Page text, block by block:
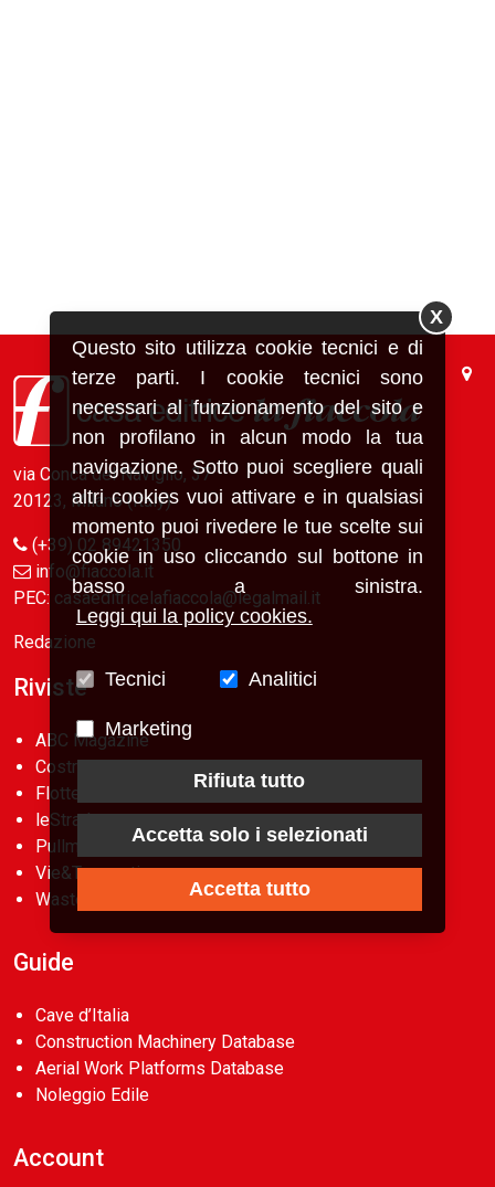
via Conca del Naviglio, 37
20123, Milano (Italy)
(+39) 02 89421350
info@fiaccola.it
PEC: casaeditricelafiaccola@legalmail.it
Redazione
Riviste
ABC Magazine
Costruzioni
Flotte&Finanza
leStrade
Pullman
Vie&Trasporti
Waste
Guide
Cave d’Italia
Construction Machinery Database
Aerial Work Platforms Database
Noleggio Edile
Account
Questo sito utilizza cookie tecnici e di
terze parti. I cookie tecnici sono
necessari al funzionamento del sito e
non profilano in alcun modo la tua
navigazione. Sotto puoi scegliere quali
altri cookies vuoi attivare e in qualsiasi
momento puoi rivedere le tue scelte sui
cookie in uso cliccando sul bottone in
basso a sinistra.
Leggi qui la policy cookies.
Tecnici Analitici
Marketing
Rifiuta tutto
Accetta solo i selezionati
Accetta tutto
X